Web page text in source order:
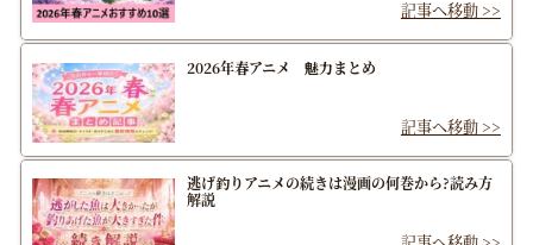
2026年春アニメ 魅力まとめ
逃げ釣りアニメの続きは漫画の何巻から?読み方
解説